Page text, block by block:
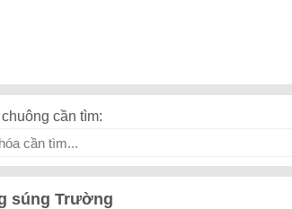
cần tìm:
súng Trường